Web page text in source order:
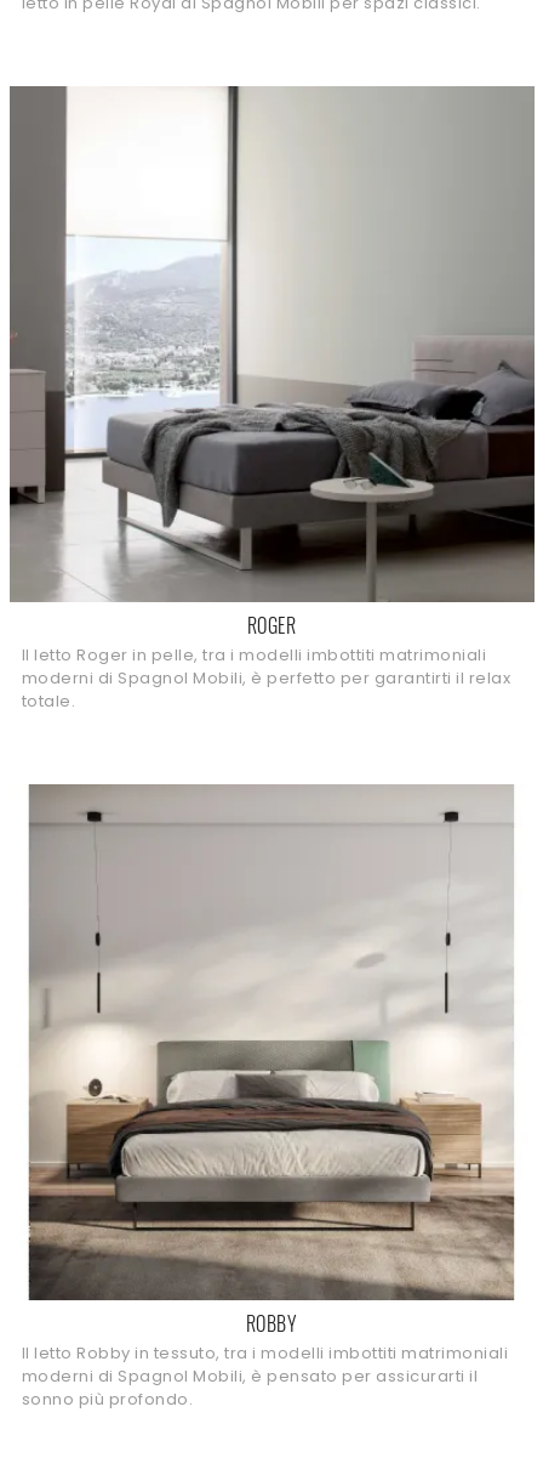
ROGER
Il letto Roger in pelle, tra i modelli imbottiti matrimoniali
moderni di Spagnol Mobili, è perfetto per garantirti il relax
totale.
ROBBY
Il letto Robby in tessuto, tra i modelli imbottiti matrimoniali
moderni di Spagnol Mobili, è pensato per assicurarti il
sonno più profondo.